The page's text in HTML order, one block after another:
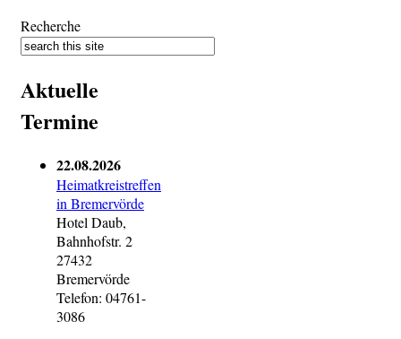
Recherche
Aktuelle
Termine
22.08.2026
Heimatkreistreffen
in Bremervörde
Hotel Daub,
Bahnhofstr. 2
27432
Bremervörde
Telefon: 04761-
3086